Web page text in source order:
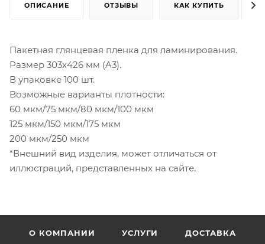
ОПИСАНИЕ ОТЗЫВЫ КАК КУПИТЬ
Пакетная глянцевая пленка для ламинирования.
Размер 303x426 мм (A3).
В упаковке 100 шт.
Возможные варианты плотности:
60 мкм/75 мкм/80 мкм/100 мкм
125 мкм/150 мкм/175 мкм
200 мкм/250 мкм
*Внешний вид изделия, может отличаться от
иллюстраций, представленных на сайте.
О КОМПАНИИ УСЛУГИ ДОСТАВКА